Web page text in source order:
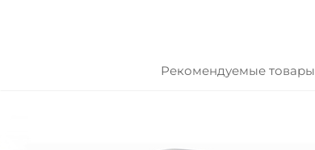
Рекомендуемые товары